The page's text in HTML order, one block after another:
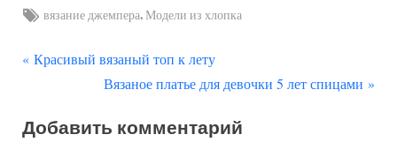
Tags:
вязание джемпера,Модели из хлопка
Навигация
записям
П
д
Красивый вязаный топ к лету
С
е
Вязаное платье для девочки 5 лет спицами
Добавить комментарий